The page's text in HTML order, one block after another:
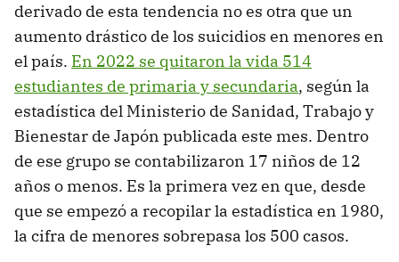
derivado de esta tendencia no es otra que un
aumento drástico de los suicidios en menores en
el país. En 2022 se quitaron la vida 514
estudiantes de primaria y secundaria, según la
estadística del Ministerio de Sanidad, Trabajo y
Bienestar de Japón publicada este mes. Dentro
de ese grupo se contabilizaron 17 niños de 12
años o menos. Es la primera vez en que, desde
que se empezó a recopilar la estadística en 1980,
la cifra de menores sobrepasa los 500 casos.